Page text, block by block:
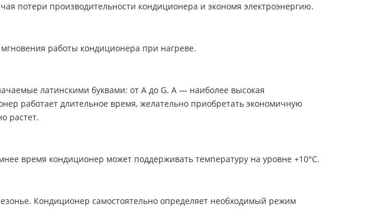
потери производительности кондиционера и экономя электроэнергию.
работы кондиционера при нагреве.
латинскими буквами: от A до G. A — наиболее высокая
работает длительное время, желательно приобретать экономичную
растет.
время кондиционер может поддерживать температуру на уровне +10°С.
Кондиционер самостоятельно определяет необходимый режим